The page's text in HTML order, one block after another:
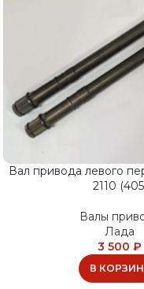
Вал привода левого
2110
Валы
Лада
3 500₽
В